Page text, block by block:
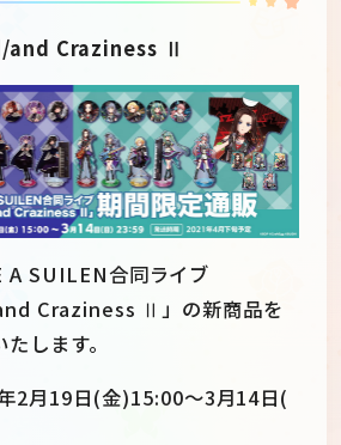
and Craziness Ⅱ
SUILEN合同ライブ
Craziness Ⅱ」の新商品を
します。
2月19日(金)15:00～3月14日(